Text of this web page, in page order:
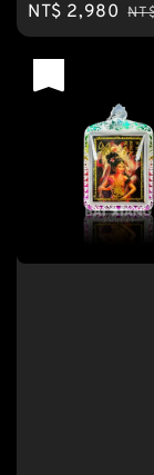
Sale
price
NT$ 2,980